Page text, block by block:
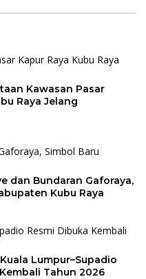
Kawasan Pasar
Raya Jelang
dan Bundaran Gaforaya,
Kubu Raya
Lumpur–Supadio
Tahun 2026